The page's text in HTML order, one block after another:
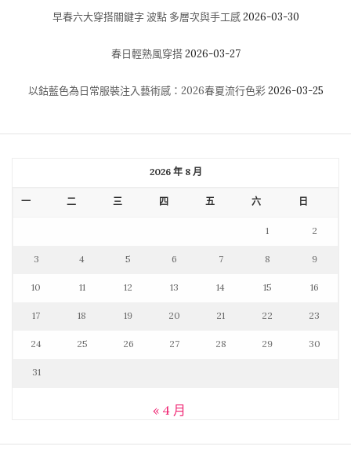
早春六大穿搭關鍵字 波點 多層次與手工感 2026-03-30
春日輕熟風穿搭 2026-03-27
以鈷藍色為日常服裝注入藝術感：2026春夏流行色彩 2026-03-25
2026 年 8 月
一 二 三 四 五 六 日
1 2
3 4 5 6 7 8 9
10 11 12 13 14 15 16
17 18 19 20 21 22 23
24 25 26 27 28 29 30
31
« 4 月